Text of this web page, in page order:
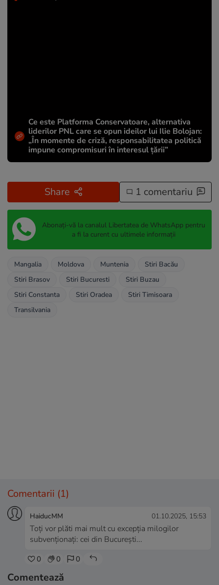
Ce este Platforma Conservatoare, alternativa
liderilor PNL care se opun ideilor lui Ilie Bolojan:
„În momente de criză, responsabilitatea politică
impune compromisuri în interesul țării”
Share 1 comentariu
Abonați-vă la canalul Libertatea de WhatsApp pentru
a fi la curent cu ultimele informații
Mangalia Moldova Muntenia
Stiri Bacău
Stiri Brasov
Stiri Bucuresti
Stiri Buzau
Stiri Constanta
Stiri Oradea
Stiri Timisoara
Transilvania
Comentarii (1)
HaiducMM 01.10.2025, 15:53
Toți vor plăti mai mult cu excepția milogilor
subvenționați: cei din București...
0 0 0
Comentează